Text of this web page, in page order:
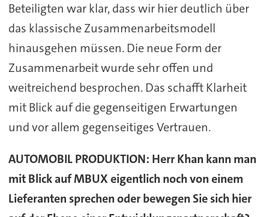
Beteiligten war klar, dass wir hier deutlich über
das klassische Zusammenarbeitsmodell
hinausgehen müssen. Die neue Form der
Zusammenarbeit wurde sehr offen und
weitreichend besprochen. Das schafft Klarheit
mit Blick auf die gegenseitigen Erwartungen
und vor allem gegenseitiges Vertrauen.
AUTOMOBIL PRODUKTION: Herr Khan kann man
mit Blick auf MBUX eigentlich noch von einem
Lieferanten sprechen oder bewegen Sie sich hier